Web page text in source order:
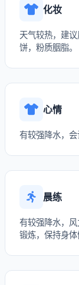
化妆
天气较热，建
饼，粉质胭脂。
心情
有较强降水，会
晨练
有较强降水，
锻炼，保持身体